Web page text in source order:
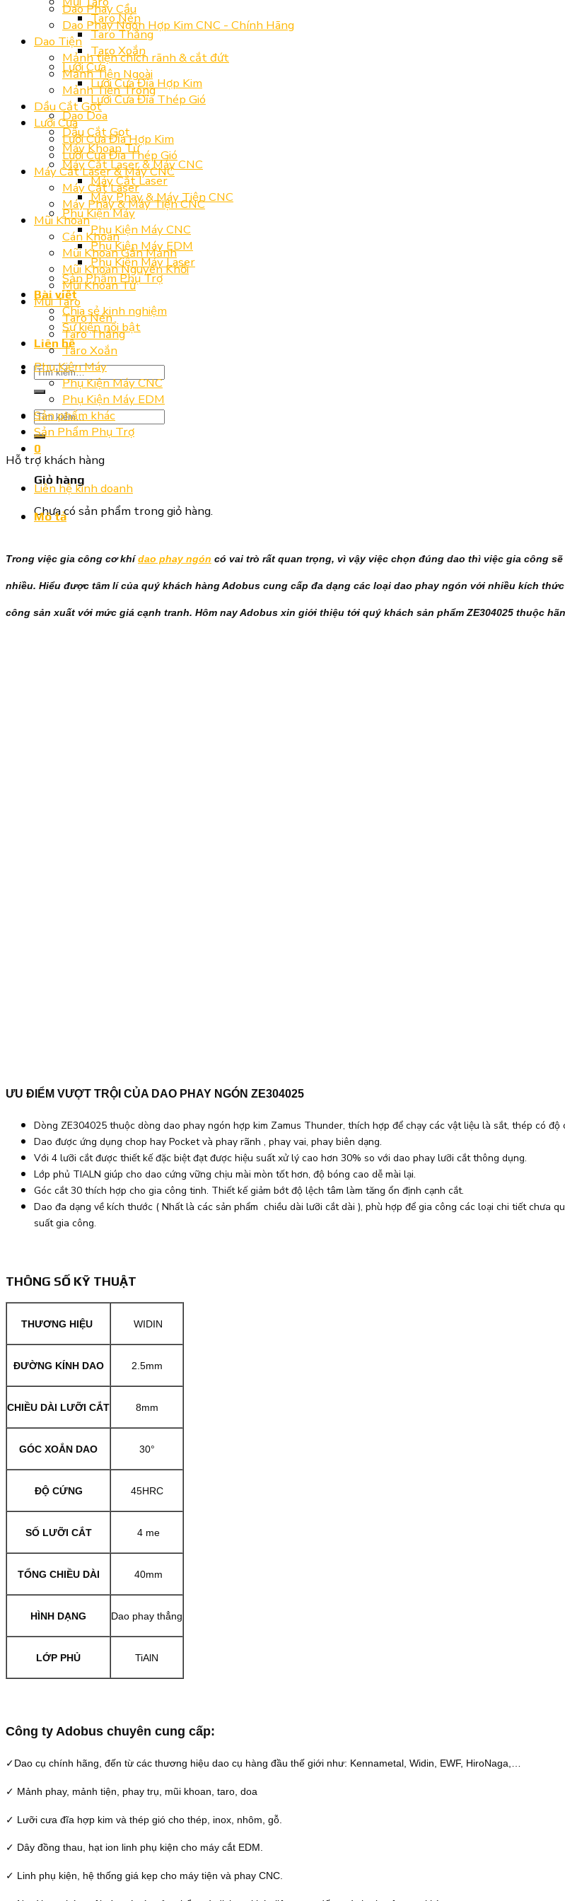
Taro Nén
Taro Thẳng
Taro Xoắn
Lưỡi Cưa
Lưỡi Cưa Đĩa Hợp Kim
Lưỡi Cưa Đĩa Thép Gió
Dao Doa
Dầu Cắt Gọt
Máy Khoan Từ
Máy Cắt Laser & Máy CNC
Máy Cắt Laser
Máy Phay & Máy Tiện CNC
Phụ Kiện Máy
Phụ Kiện Máy CNC
Phụ Kiện Máy EDM
Phụ Kiện Máy Laser
Sản Phẩm Phụ Trợ
Bài viết
Chia sẻ kinh nghiệm
Sự kiện nổi bật
Liên hệ
Tìm
kiếm:
Tìm
kiếm:
0
Giỏ hàng
Chưa có sản phẩm trong giỏ hàng.
Dao Phay Cầu
Dao Phay Ngón Hợp Kim CNC - Chính Hãng
Dao Tiện
Mảnh tiện chích rãnh & cắt đứt
Mảnh Tiện Ngoài
Mảnh Tiện Trong
Dầu Cắt Gọt
Lưỡi Cưa
Lưỡi Cưa Đĩa Hợp Kim
Lưỡi Cưa Đĩa Thép Gió
Máy Cắt Laser & Máy CNC
Máy Cắt Laser
Máy Phay & Máy Tiện CNC
Mũi Khoan
Cán Khoan
Mũi Khoan Gắn Mảnh
Mũi Khoan Nguyên Khối
Mũi Khoan Từ
Mũi Taro
Taro Nén
Taro Thẳng
Taro Xoắn
Phụ Kiện Máy
Phụ Kiện Máy CNC
Phụ Kiện Máy EDM
Sản phẩm khác
Sản Phẩm Phụ Trợ
Hỗ trợ khách hàng
Liên hệ kinh doanh
Mô tả
Trong việc gia công cơ khídao phay ngón có vai trò rất quan trọng, vì vậy việc chọn đúng dao thì việc gia công
nhiều. Hiểu được tâm lí của quý khách hàng Adobus cung cấp đa dạng các loại dao phay ngón với nhiều kích
công sản xuất với mức giá cạnh tranh. Hôm nay Adobus xin giới thiệu tới quý khách sản phẩm ZE304025 thuộc
ƯU ĐIỂM VƯỢT TRỘI CỦA DAO PHAY NGÓN ZE304025
Dòng ZE304025 thuộc dòng dao phay ngón hợp kim Zamus Thunder, thích hợp để chạy các vật liệu là sắt, thép có độ
Dao được ứng dụng chop hay Pocket và phay rãnh , phay vai, phay biên dạng.
Với 4 lưỡi cắt được thiết kế đặc biệt đạt được hiệu suất xử lý cao hơn 30% so với dao phay lưỡi cắt thông dụng.
Lớp phủ TIALN giúp cho dao cứng vững chịu mài mòn tốt hơn, độ bóng cao dễ mài lại.
Góc cắt 30 thích hợp cho gia công tinh. Thiết kế giảm bớt độ lệch tâm làm tăng ổn định cạnh cắt.
Dao đa dạng về kích thước ( Nhất là các sản phẩm chiều dài lưỡi cắt dài ), phù hợp để gia công các loại chi tiết chưa
suất gia công.
THÔNG SỐ KỸ THUẬT
THƯƠNG HIỆU WIDIN
ĐƯỜNG KÍNH DAO 2.5mm
CHIỀU DÀI LƯỠI CẮT 8mm
GÓC XOẮN DAO 30°
ĐỘ CỨNG 45HRC
SỐ LƯỠI CẮT 4 me
TỔNG CHIỀU DÀI 40mm
HÌNH DẠNG Dao phay thẳng
LỚP PHỦ TiAlN
Công ty Adobus chuyên cung cấp:
✓Dao cụ chính hãng, đến từ các thương hiệu dao cụ hàng đầu thế giới như: Kennametal, Widin, EWF, HiroNaga,…
✓ Mảnh phay, mảnh tiện, phay trụ, mũi khoan, taro, doa
✓ Lưỡi cưa đĩa hợp kim và thép gió cho thép, inox, nhôm, gỗ.
✓ Dây đồng thau, hạt ion linh phụ kiện cho máy cắt EDM.
✓ Linh phụ kiện, hệ thống giá kẹp cho máy tiện và phay CNC.